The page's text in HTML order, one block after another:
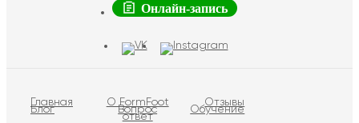
Онлайн-запись
Главная О FormFoot Отзывы
Блог Вопрос
ответ
Обучение